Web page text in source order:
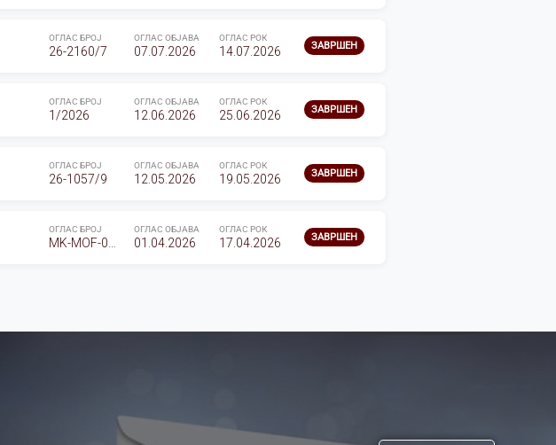
ОГЛАС БРОЈ
26-2160/7
ОГЛАС ОБЈАВА
07.07.2026
ОГЛАС РОК
14.07.2026 ЗАВРШЕН
ОГЛАС БРОЈ
1/2026
ОГЛАС ОБЈАВА
12.06.2026
ОГЛАС РОК
25.06.2026 ЗАВРШЕН
ОГЛАС БРОЈ
26-1057/9
ОГЛАС ОБЈАВА
12.05.2026
ОГЛАС РОК
19.05.2026 ЗАВРШЕН
ОГЛАС БРОЈ ОГЛАС ОБЈАВА
01.04.2026
ОГЛАС РОК
17.04.2026 ЗАВРШЕН